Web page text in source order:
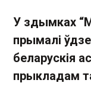
У здымках
прымалі
беларускія
прыкладам